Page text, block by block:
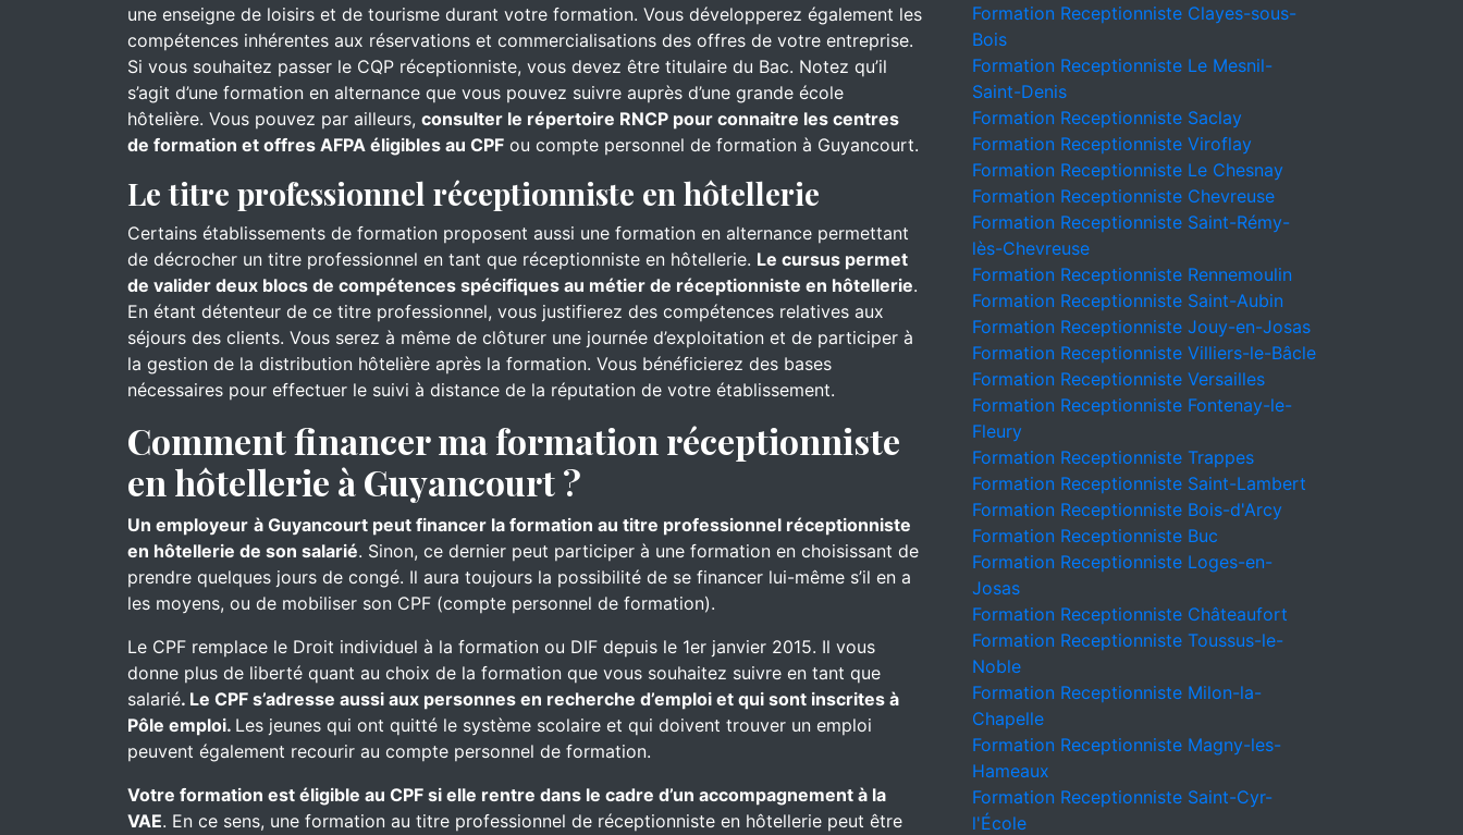
une enseigne de loisirs et de tourisme durant votre formation. Vous développerez également les
compétences inhérentes aux réservations et commercialisations des offres de votre entreprise.
Si vous souhaitez passer le CQP réceptionniste, vous devez être titulaire du Bac. Notez qu’il
s’agit d’une formation en alternance que vous pouvez suivre auprès d’une grande école
hôtelière. Vous pouvez par ailleurs, consulter le répertoire RNCP pour connaitre les centres
de formation et offres AFPA éligibles au CPF ou compte personnel de formation à Guyancourt.
Le titre professionnel réceptionniste en hôtellerie
Certains établissements de formation proposent aussi une formation en alternance permettant
de décrocher un titre professionnel en tant que réceptionniste en hôtellerie. Le cursus permet
de valider deux blocs de compétences spécifiques au métier de réceptionniste en hôtellerie.
En étant détenteur de ce titre professionnel, vous justifierez des compétences relatives aux
séjours des clients. Vous serez à même de clôturer une journée d’exploitation et de participer à
la gestion de la distribution hôtelière après la formation. Vous bénéficierez des bases
nécessaires pour effectuer le suivi à distance de la réputation de votre établissement.
Comment financer ma formation réceptionniste
en hôtellerie à Guyancourt ?
Un employeur à Guyancourt peut financer la formation au titre professionnel réceptionniste
en hôtellerie de son salarié. Sinon, ce dernier peut participer à une formation en choisissant de
prendre quelques jours de congé. Il aura toujours la possibilité de se financer lui-même s’il en a
les moyens, ou de mobiliser son CPF (compte personnel de formation).
Le CPF remplace le Droit individuel à la formation ou DIF depuis le 1er janvier 2015. Il vous
donne plus de liberté quant au choix de la formation que vous souhaitez suivre en tant que
salarié. Le CPF s’adresse aussi aux personnes en recherche d’emploi et qui sont inscrites à
Pôle emploi. Les jeunes qui ont quitté le système scolaire et qui doivent trouver un emploi
peuvent également recourir au compte personnel de formation.
Votre formation est éligible au CPF si elle rentre dans le cadre d’un accompagnement à la
VAE. En ce sens, une formation au titre professionnel de réceptionniste en hôtellerie peut être
Formation Receptionniste Clayes-sous-
Bois
Formation Receptionniste Le Mesnil-
Saint-Denis
Formation Receptionniste Saclay
Formation Receptionniste Viroflay
Formation Receptionniste Le Chesnay
Formation Receptionniste Chevreuse
Formation Receptionniste Saint-Rémy-
lès-Chevreuse
Formation Receptionniste Rennemoulin
Formation Receptionniste Saint-Aubin
Formation Receptionniste Jouy-en-Josas
Formation Receptionniste Villiers-le-Bâcle
Formation Receptionniste Versailles
Formation Receptionniste Fontenay-le-
Fleury
Formation Receptionniste Trappes
Formation Receptionniste Saint-Lambert
Formation Receptionniste Bois-d'Arcy
Formation Receptionniste Buc
Formation Receptionniste Loges-en-
Josas
Formation Receptionniste Châteaufort
Formation Receptionniste Toussus-le-
Noble
Formation Receptionniste Milon-la-
Chapelle
Formation Receptionniste Magny-les-
Hameaux
Formation Receptionniste Saint-Cyr-
l'École